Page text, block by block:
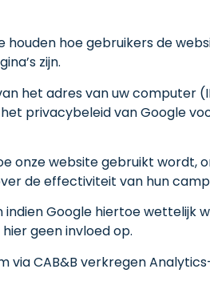
houden hoe gebruikers de
zijn.
het adres van uw computer
privacybeleid van Google
onze website gebruikt wordt,
de effectiviteit van hun
Google hiertoe wettelijk
geen invloed op.
via CAB&B verkregen